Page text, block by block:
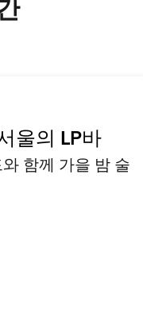
울의 LP바
함께 가을 밤 술